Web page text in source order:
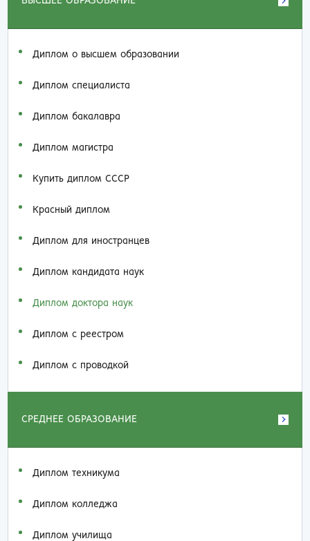
Диплом о высшем образовании
Диплом специалиста
Диплом бакалавра
Диплом магистра
Купить диплом СССР
Красный диплом
Диплом для иностранцев
Диплом кандидата наук
Диплом доктора наук
Диплом с реестром
Диплом с проводкой
СРЕДНЕЕ ОБРАЗОВАНИЕ
Диплом техникума
Диплом колледжа
Диплом училища